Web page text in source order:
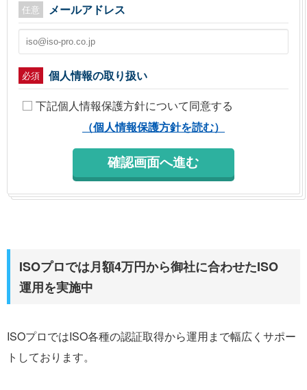
任意 メールアドレス
必須
個人情報の取り扱い
下記個人情報保護方針について同意する
（個人情報保護方針を読む）
ISOプロでは月額4万円から御社に合わせたISO
運用を実施中
ISOプロではISO各種の認証取得から運用まで幅広くサポー
トしております。